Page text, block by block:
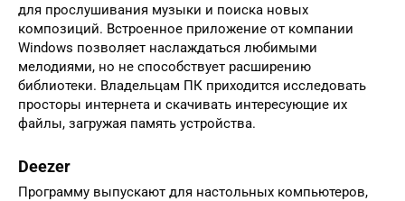
для прослушивания музыки и поиска новых
композиций. Встроенное приложение от компании
Windows позволяет наслаждаться любимыми
мелодиями, но не способствует расширению
библиотеки. Владельцам ПК приходится исследовать
просторы интернета и скачивать интересующие их
файлы, загружая память устройства.
Deezer
Программу выпускают для настольных компьютеров,